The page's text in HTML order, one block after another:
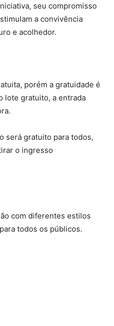
seu compromisso
a convivência
e acolhedor.
porém a gratuidade é
lote gratuito, a entrada
será gratuito para todos,
o ingresso
com diferentes estilos
todos os públicos.